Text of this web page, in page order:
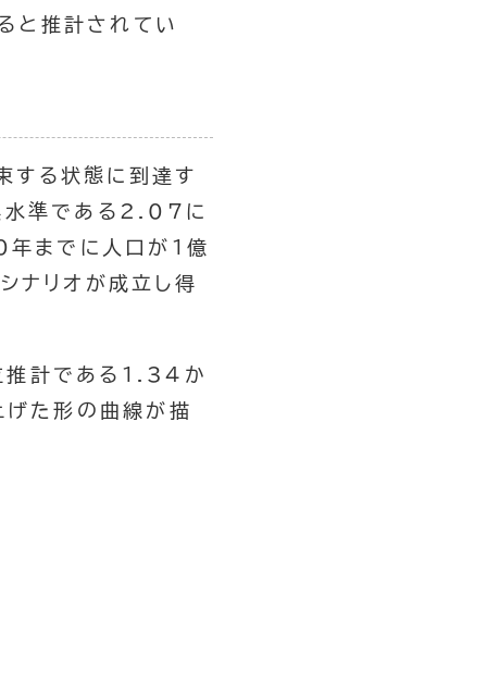
推計されてい
する状態に到達す
水準である2.07に
年までに人口が1億
ナリオが成立し得
推計である1.34か
た形の曲線が描